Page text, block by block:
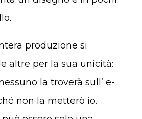
produzione si
altre per la sua unicità:
la troverà sull’ e-
non la metterò io.